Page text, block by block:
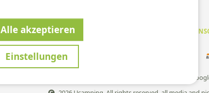
ALLGEMEINE NUTZUNGSBEDINGUNGEN
Sichere und zuverlässige Zahlungsabwicklung
This site is protected by reCAPTCHA and the
Alle akzeptieren
Einstellungen